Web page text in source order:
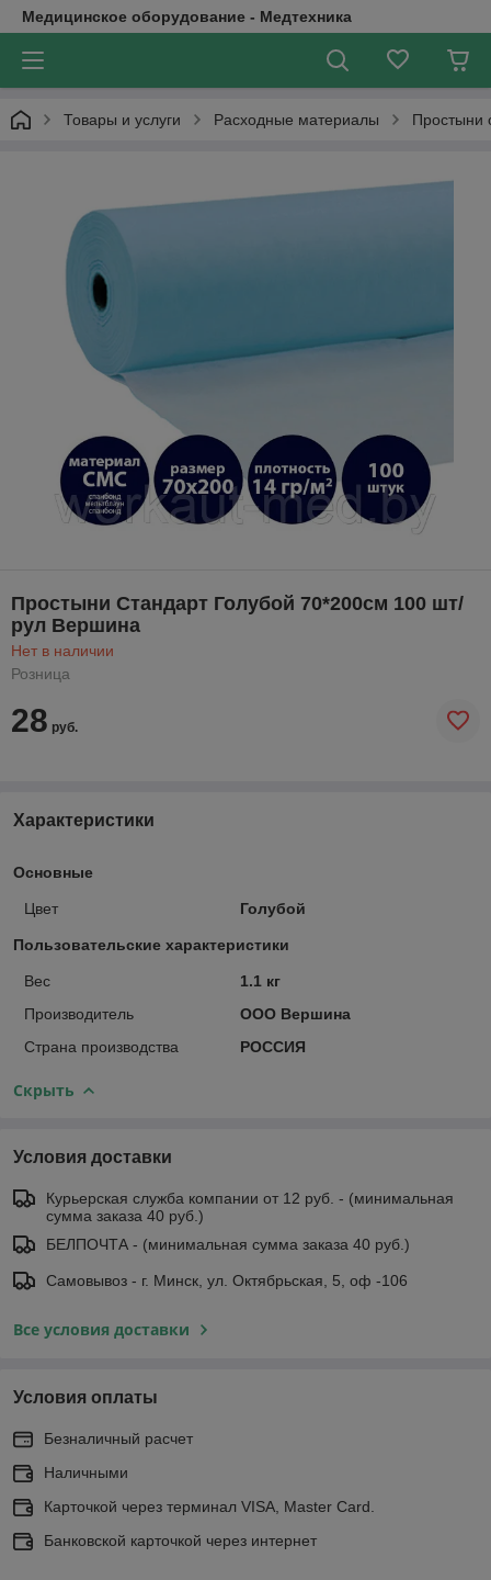
Медицинское оборудование - Медтехника
Товары и услуги Расходные материалы Простыни
Простыни Стандарт Голубой 70*200см 100 шт/
рул Вершина
Нет в наличии
Розница
28 руб.
Характеристики
Основные
Цвет Голубой
Пользовательские характеристики
Вес
1.1 кг
Производитель
ООО Вершина
Страна производства
РОССИЯ
Скрыть
Условия доставки
Курьерская служба компании от 12 руб. - (минимальная
сумма заказа 40 руб.)
БЕЛПОЧТА - (минимальная сумма заказа 40 руб.)
Самовывоз - г. Минск, ул. Октябрьская, 5, оф -106
Все условия доставки
Условия оплаты
Безналичный расчет
Наличными
Карточкой через терминал VISA, Master Card.
Банковской карточкой через интернет